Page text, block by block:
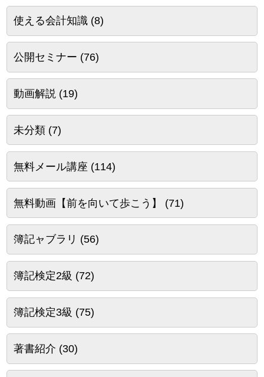
使える会計知識(8)
公開セミナー (76)
動画解説 (19)
未分類(7)
無料メール講座 (114)
無料動画【前を向いて歩こう】 (71)
簿記ャブラリ (56)
簿記検定2級 (72)
簿記検定3級 (75)
著書紹介 (30)